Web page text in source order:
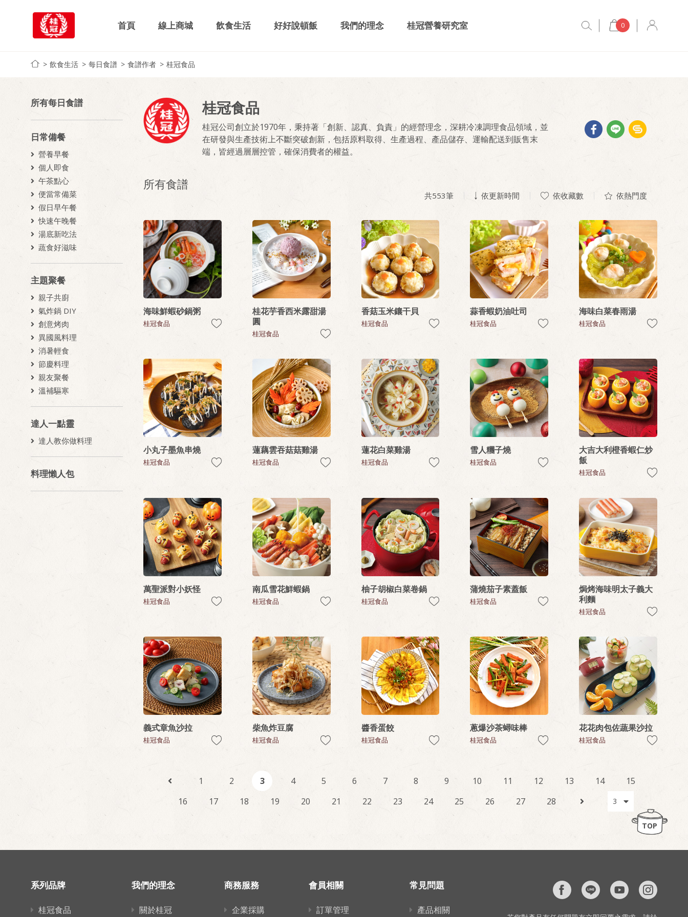
首頁 線上商城 飲食生活 好好說頓飯 我們的理念 桂冠營養研究室 0
飲食生活 每日食譜 食譜作者 桂冠食品
所有每日食譜
日常備餐
營養早餐
個人即食
午茶點心
便當常備菜
假日早午餐
快速午晚餐
湯底新吃法
蔬食好滋味
主題聚餐
親子共廚
氣炸鍋 DIY
創意烤肉
異國風料理
消暑輕食
節慶料理
親友聚餐
溫補驅寒
達人一點靈
達人教你做料理
料理懶人包
桂冠食品
桂冠公司創立於1970年，秉持著「創新、認真、負責」的經營理念，深耕冷凍調理食品領域，並
在研發與生產技術上不斷突破創新，包括原料取得、生產過程、產品儲存、運輸配送到販售末
端，皆經過層層控管，確保消費者的權益。
所有食譜
共553筆 依更新時間 依收藏數 依熱門度
海味鮮蝦砂鍋粥
桂冠食品
桂花芋香西米露甜湯
圓
桂冠食品
香菇玉米鑲干貝
桂冠食品
蒜香蝦奶油吐司
桂冠食品
海味白菜春雨湯
桂冠食品
小丸子墨魚串燒
桂冠食品
蓮藕雲吞菇菇雞湯
桂冠食品
蓮花白菜雞湯
桂冠食品
雪人糰子燒
桂冠食品
大吉大利橙香蝦仁炒
飯
桂冠食品
萬聖派對小妖怪
桂冠食品
南瓜雪花鮮蝦鍋
桂冠食品
柚子胡椒白菜卷鍋
桂冠食品
蒲燒茄子素蓋飯
桂冠食品
焗烤海味明太子義大
利麵
桂冠食品
義式章魚沙拉
桂冠食品
柴魚炸豆腐
桂冠食品
醬香蛋餃
桂冠食品
蔥爆沙茶蟳味棒
桂冠食品
花花肉包佐蔬果沙拉
桂冠食品
1 2 3 4 5 6 7 8 9 10 11 12 13 14
15
16
17 18 19 20 21 22 23 24 25 26 27 28
TOP
系列品牌
桂冠食品
我們的理念
關於桂冠
商務服務
企業採購
會員相關
訂單管理
常見問題
產品相關